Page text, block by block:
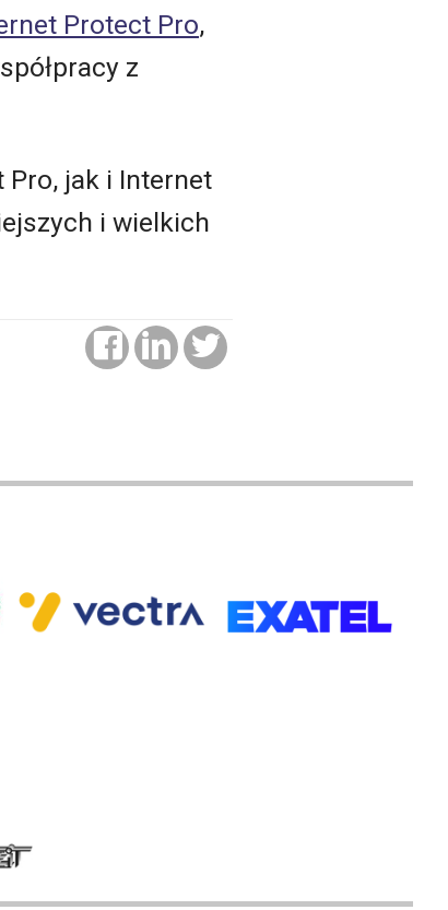
Protect Pro,
z
jak i Internet
i wielkich